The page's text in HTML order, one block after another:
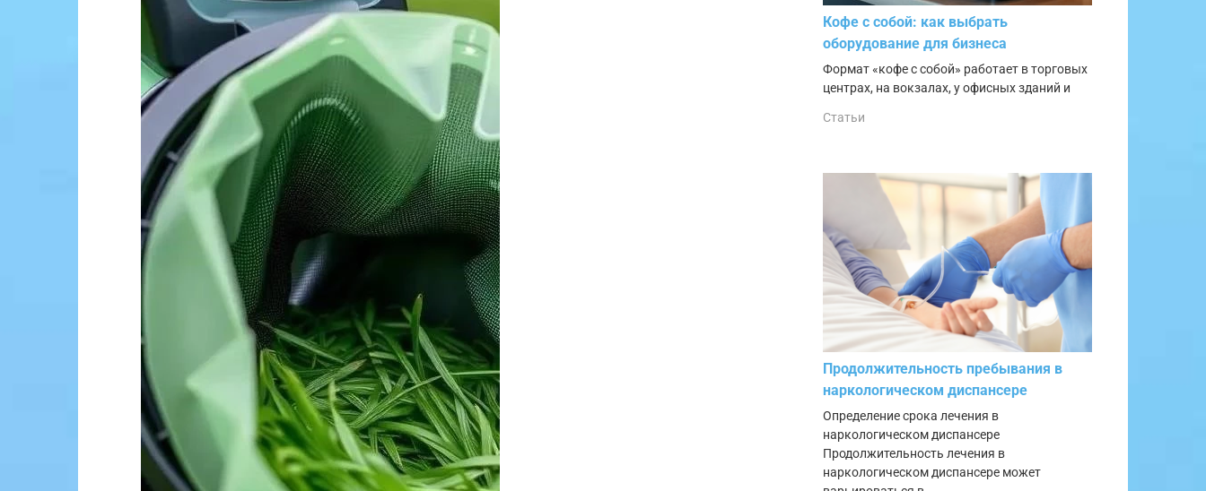
Кофе с собой: как выбрать
оборудование для бизнеса
Формат «кофе с собой» работает в торговых
центрах, на вокзалах, у офисных зданий и
Статьи
Продолжительность пребывания в
наркологическом диспансере
Определение срока лечения в
наркологическом диспансере
Продолжительность лечения в
наркологическом диспансере может